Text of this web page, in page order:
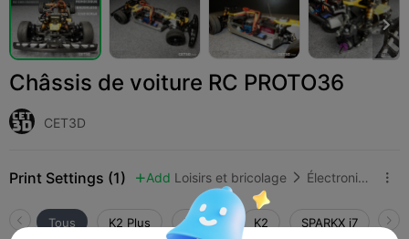

Châssis de voiture RC PROTO36
CET3D
Print Settings (1)  Add Loisirs et bricolage  Électronique et RC (radiocommande) 
Tous K2 Plus K2 Pro K2 SPARKX i7